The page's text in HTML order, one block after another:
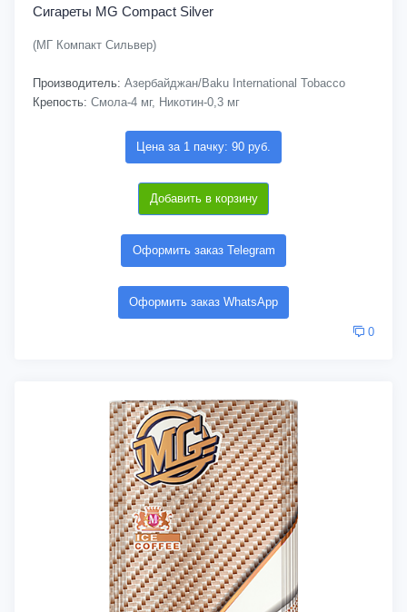
Сигареты MG Compact Silver
(МГ Компакт Сильвер)
Производитель: Азербайджан/Baku International Tobacco
Крепость: Смола-4 мг, Никотин-0,3 мг
Цена за 1 пачку: 90 руб.
Добавить в корзину
Оформить заказ Telegram
Оформить заказ WhatsApp
0